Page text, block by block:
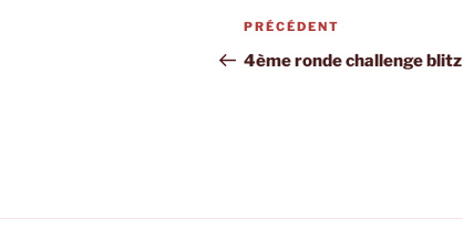
Navigation
de
Article
précédent
PRÉCÉDENT
4ème ronde challenge blitz